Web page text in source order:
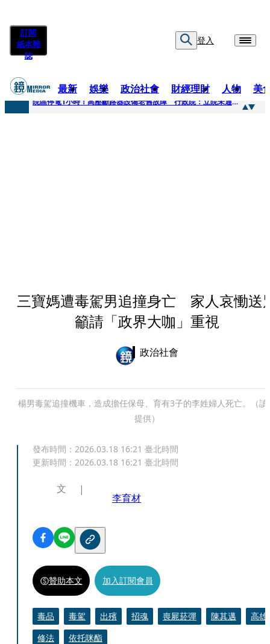
訂閱
紙本雜
誌
登入
最新 娛樂 政治社會 財經理財 人物 美
快訊
院區停電1小時！高壓斷路器設備老舊故障 行政院：立院未通過預算
三寶媽遭毒駕男追撞身亡 家人哀慟送
籲請「政界大咖」重視
政治社會
楊男毒駕追撞機車，造成擔任保母、育有3子的李姓婦人死亡。（讀
提供）
發布時間： 2026.03.18 16:21 臺北時間
更新時間： 2026.03.18 16:21 臺北時間
文
李育材
贊助本文 加入訂閱會員
毒品 毒駕 出殯 招魂 喪屍菸彈 陳其邁
高雄
修法
依托咪酯